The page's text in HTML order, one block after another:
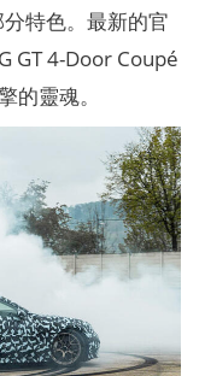
特色。最新的官
GT 4-Door Coupé
的靈魂。